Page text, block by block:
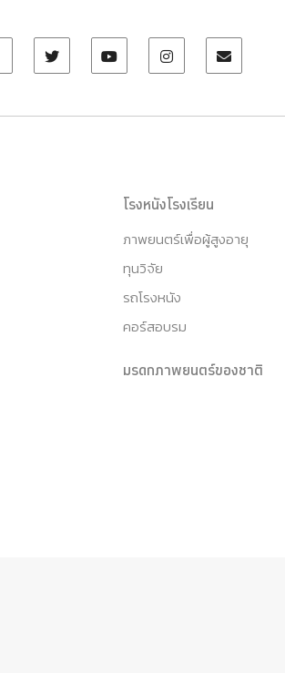
โรงหนังโรงเรียน
ภาพยนตร์เพื่อผู้สูงอายุ
ทุนวิจัย
รถโรงหนัง
คอร์สอบรม
มรดกภาพยนตร์ของชาติ